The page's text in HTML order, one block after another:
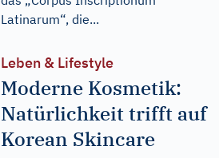
Latinarum“, die...
Leben & Lifestyle
Moderne Kosmetik:
Natürlichkeit trifft auf
Korean Skincare